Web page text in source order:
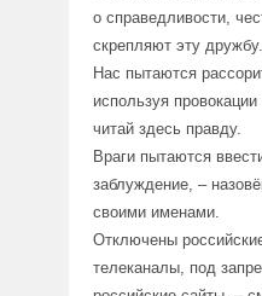
о справедливости,
скрепляют эту дружбу.
Нас пытаются
используя
читай здесь правду.
Враги пытаются
заблуждение, –
своими именами.
Отключены
телеканалы, под